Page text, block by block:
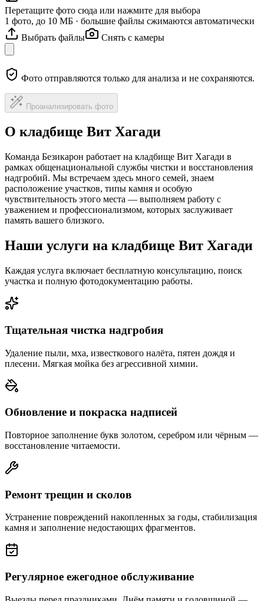
Перетащите фото сюда или нажмите для выбора
1 фото, до 10 МБ · большие файлы сжимаются автоматически
Выбрать файлы
Снять с камеры
Фото отправляются только для анализа и не сохраняются.
Проанализировать фото
О кладбище Вит Хагади
Команда Безикарон работает на кладбище Вит Хагади в
рамках общенациональной службы чистки и восстановления
надгробий. Мы встречаем здесь много семей, знаем
расположение участков, типы камня и особую
чувствительность этого места — выполняем работу с
уважением и профессионализмом, которых заслуживает
память вашего близкого.
Наши услуги на кладбище Вит Хагади
Каждая услуга включает бесплатную консультацию, поиск
участка и полную фотодокументацию работы.
Тщательная чистка надгробия
Удаление пыли, мха, известкового налёта, пятен дождя и
плесени. Мягкая мойка без агрессивной химии.
Обновление и покраска надписей
Повторное заполнение букв золотом, серебром или чёрным —
восстановление читаемости.
Ремонт трещин и сколов
Устранение повреждений накопленных за годы, стабилизация
камня и заполнение недостающих фрагментов.
Регулярное ежегодное обслуживание